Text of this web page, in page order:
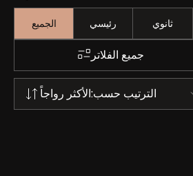
الجميع رئيسي ثانوي
جميع الفلاتر
الأكثر رواجاًالترتيب حسب: